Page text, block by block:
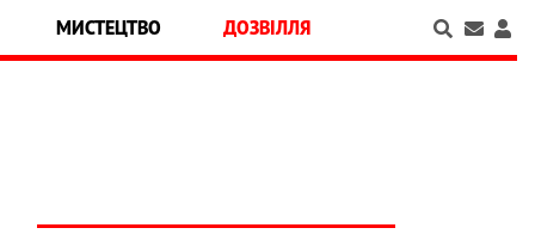
МИСТЕЦТВО ДОЗВІЛЛЯ